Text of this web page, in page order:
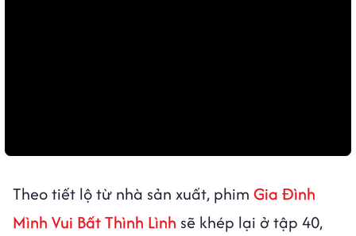
Theo tiết lộ từ nhà sản xuất, phim Gia Đình
Mình Vui Bất Thình Lình sẽ khép lại ở tập 40,